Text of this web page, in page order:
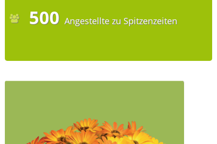
500 Angestellte zu Spitzenzeiten